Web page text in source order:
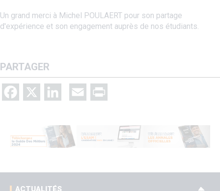
Un grand merci à Michel POULAERT pour son partage
d'expérience et son engagement auprès de nos étudiants.
PARTAGER
Facebook LinkedIn Email
ACTUALITÉS